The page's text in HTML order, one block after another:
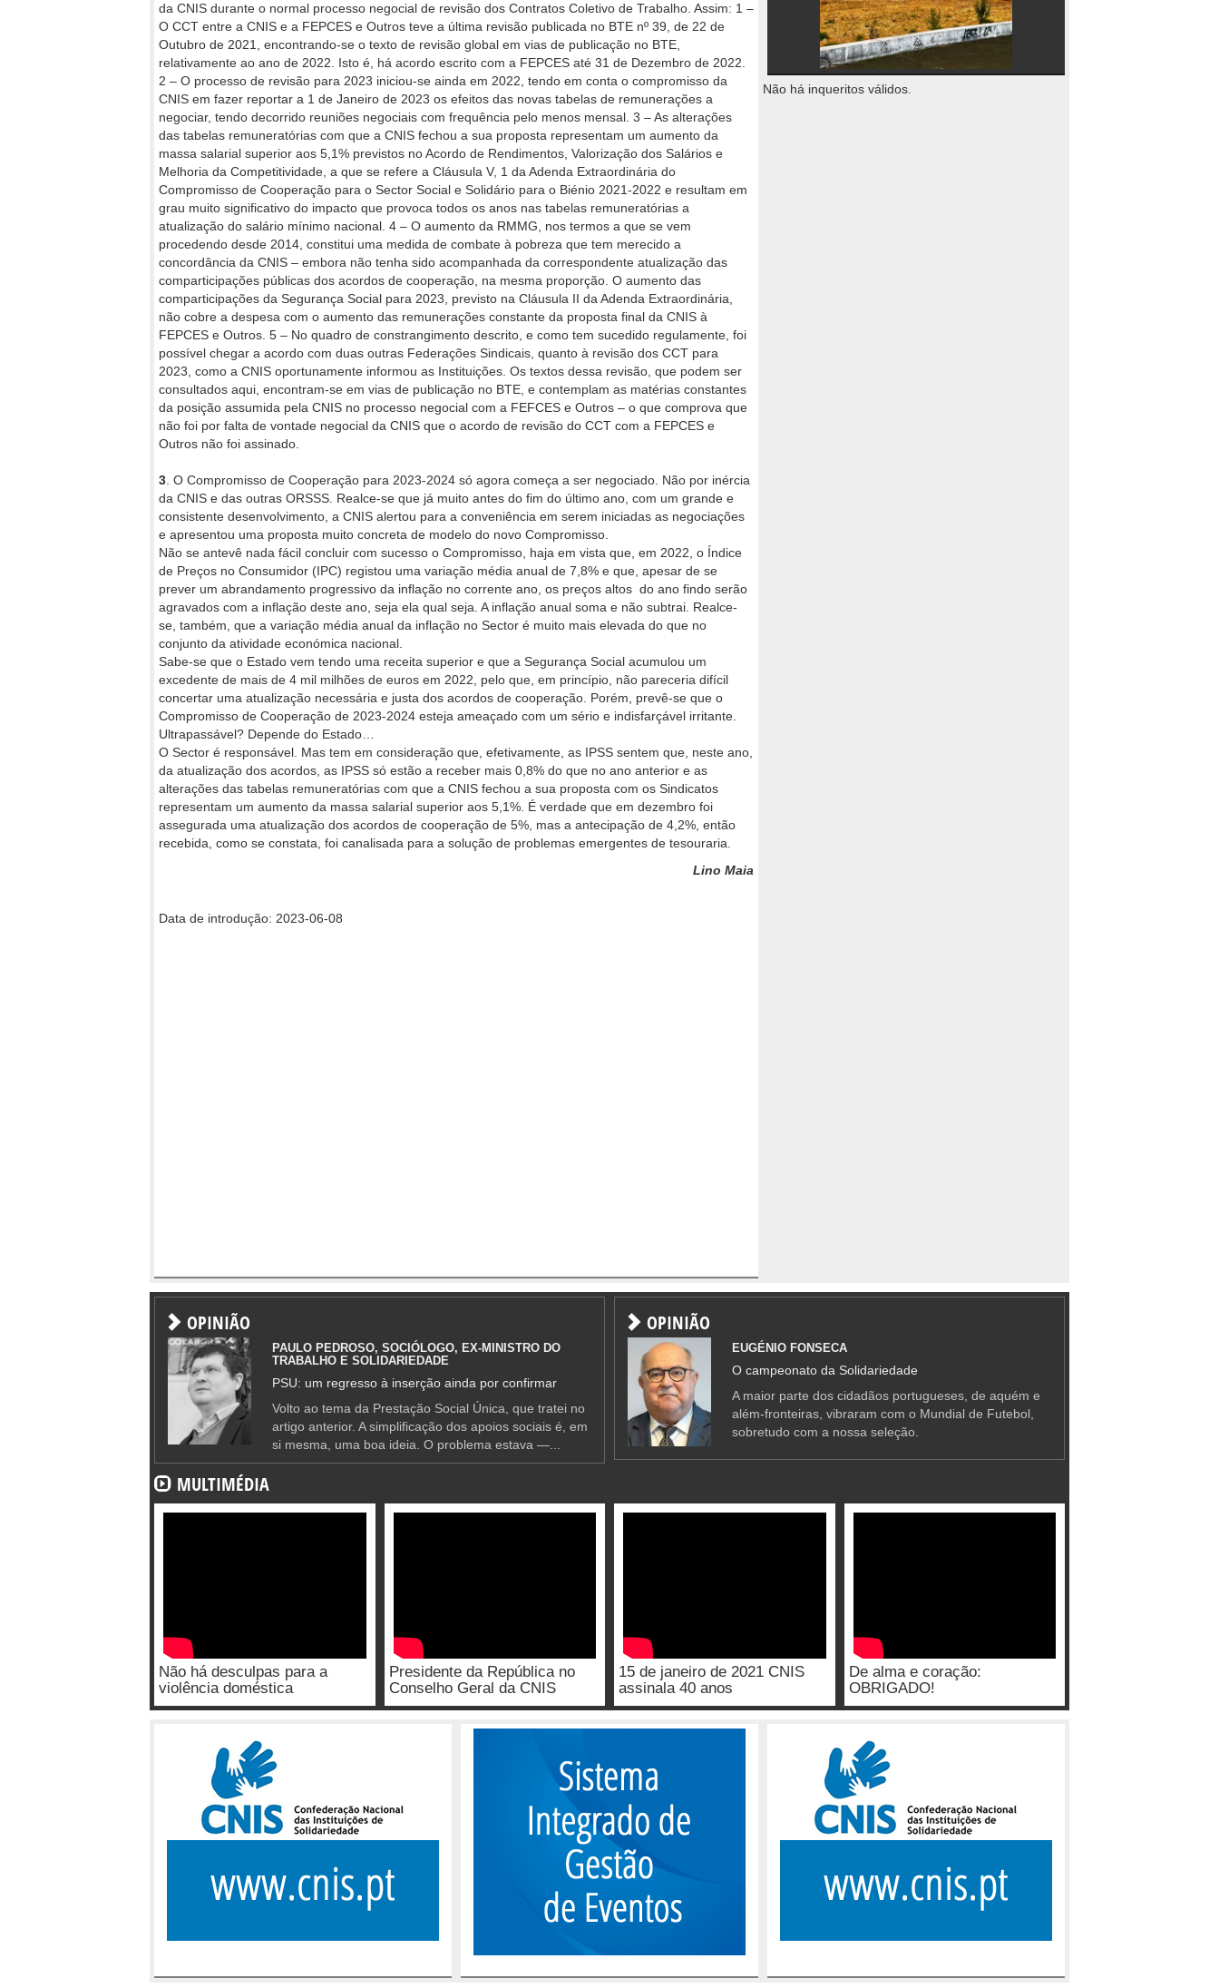
da CNIS durante o normal processo negocial de revisão dos Contratos Coletivo de Trabalho. Assim: 1 –
O CCT entre a CNIS e a FEPCES e Outros teve a última revisão publicada no BTE nº 39, de 22 de
Outubro de 2021, encontrando-se o texto de revisão global em vias de publicação no BTE,
relativamente ao ano de 2022. Isto é, há acordo escrito com a FEPCES até 31 de Dezembro de 2022.
2 – O processo de revisão para 2023 iniciou-se ainda em 2022, tendo em conta o compromisso da
CNIS em fazer reportar a 1 de Janeiro de 2023 os efeitos das novas tabelas de remunerações a
negociar, tendo decorrido reuniões negociais com frequência pelo menos mensal. 3 – As alterações
das tabelas remuneratórias com que a CNIS fechou a sua proposta representam um aumento da
massa salarial superior aos 5,1% previstos no Acordo de Rendimentos, Valorização dos Salários e
Melhoria da Competitividade, a que se refere a Cláusula V, 1 da Adenda Extraordinária do
Compromisso de Cooperação para o Sector Social e Solidário para o Biénio 2021-2022 e resultam em
grau muito significativo do impacto que provoca todos os anos nas tabelas remuneratórias a
atualização do salário mínimo nacional. 4 – O aumento da RMMG, nos termos a que se vem
procedendo desde 2014, constitui uma medida de combate à pobreza que tem merecido a
concordância da CNIS – embora não tenha sido acompanhada da correspondente atualização das
comparticipações públicas dos acordos de cooperação, na mesma proporção. O aumento das
comparticipações da Segurança Social para 2023, previsto na Cláusula II da Adenda Extraordinária,
não cobre a despesa com o aumento das remunerações constante da proposta final da CNIS à
FEPCES e Outros. 5 – No quadro de constrangimento descrito, e como tem sucedido regulamente, foi
possível chegar a acordo com duas outras Federações Sindicais, quanto à revisão dos CCT para
2023, como a CNIS oportunamente informou as Instituições. Os textos dessa revisão, que podem ser
consultados aqui, encontram-se em vias de publicação no BTE, e contemplam as matérias constantes
da posição assumida pela CNIS no processo negocial com a FEFCES e Outros – o que comprova que
não foi por falta de vontade negocial da CNIS que o acordo de revisão do CCT com a FEPCES e
Outros não foi assinado.
3. O Compromisso de Cooperação para 2023-2024 só agora começa a ser negociado. Não por inércia
da CNIS e das outras ORSSS. Realce-se que já muito antes do fim do último ano, com um grande e
consistente desenvolvimento, a CNIS alertou para a conveniência em serem iniciadas as negociações
e apresentou uma proposta muito concreta de modelo do novo Compromisso.
Não se antevê nada fácil concluir com sucesso o Compromisso, haja em vista que, em 2022, o Índice
de Preços no Consumidor (IPC) registou uma variação média anual de 7,8% e que, apesar de se
prever um abrandamento progressivo da inflação no corrente ano, os preços altos do ano findo serão
agravados com a inflação deste ano, seja ela qual seja. A inflação anual soma e não subtrai. Realce-
se, também, que a variação média anual da inflação no Sector é muito mais elevada do que no
conjunto da atividade económica nacional.
Sabe-se que o Estado vem tendo uma receita superior e que a Segurança Social acumulou um
excedente de mais de 4 mil milhões de euros em 2022, pelo que, em princípio, não pareceria difícil
concertar uma atualização necessária e justa dos acordos de cooperação. Porém, prevê-se que o
Compromisso de Cooperação de 2023-2024 esteja ameaçado com um sério e indisfarçável irritante.
Ultrapassável? Depende do Estado…
O Sector é responsável. Mas tem em consideração que, efetivamente, as IPSS sentem que, neste ano,
da atualização dos acordos, as IPSS só estão a receber mais 0,8% do que no ano anterior e as
alterações das tabelas remuneratórias com que a CNIS fechou a sua proposta com os Sindicatos
representam um aumento da massa salarial superior aos 5,1%. É verdade que em dezembro foi
assegurada uma atualização dos acordos de cooperação de 5%, mas a antecipação de 4,2%, então
recebida, como se constata, foi canalisada para a solução de problemas emergentes de tesouraria.
Lino Maia
Data de introdução: 2023-06-08
Não há inqueritos válidos.
OPINIÃO
PAULO PEDROSO, SOCIÓLOGO, EX-MINISTRO DO
TRABALHO E SOLIDARIEDADE
PSU: um regresso à inserção ainda por confirmar
Volto ao tema da Prestação Social Única, que tratei no
artigo anterior. A simplificação dos apoios sociais é, em
si mesma, uma boa ideia. O problema estava —...
OPINIÃO
EUGÉNIO FONSECA
O campeonato da Solidariedade
A maior parte dos cidadãos portugueses, de aquém e
além-fronteiras, vibraram com o Mundial de Futebol,
sobretudo com a nossa seleção.
MULTIMÉDIA
Não há desculpas para a
violência doméstica
Presidente da República no
Conselho Geral da CNIS
15 de janeiro de 2021 CNIS
assinala 40 anos
De alma e coração:
OBRIGADO!